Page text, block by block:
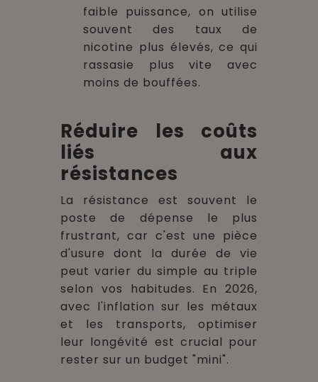
faible puissance, on utilise
souvent des taux de
nicotine plus élevés, ce qui
rassasie plus vite avec
moins de bouffées.
Réduire les coûts
liés aux
résistances
La résistance est souvent le
poste de dépense le plus
frustrant, car c'est une pièce
d'usure dont la durée de vie
peut varier du simple au triple
selon vos habitudes. En 2026,
avec l'inflation sur les métaux
et les transports, optimiser
leur longévité est crucial pour
rester sur un budget "mini".